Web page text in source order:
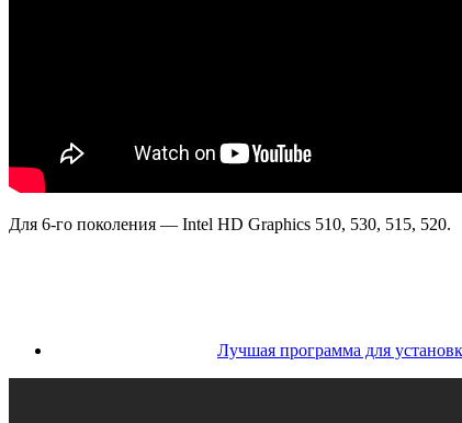
Для 6-го поколения — Intel HD Graphics 510, 530, 515, 520.
Лучшая программа для